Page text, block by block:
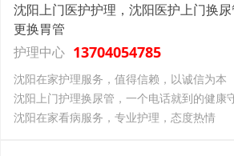
沈阳上门医护护理，沈阳医护上门换
更换胃管
护理中心 13704054785
沈阳在家护理服务，值得信赖，以诚信为本
沈阳上门护理换尿管，一个电话就到的健康
沈阳在家看病服务，专业护理，态度热情